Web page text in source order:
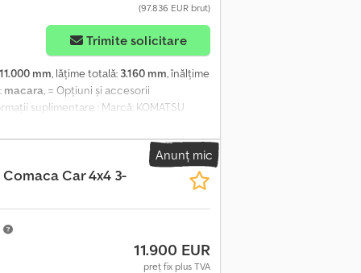
(97.836 EUR brut)
Trimite solicitare
11.000 mm, lățime totală: 3.160 mm, înălțime
macara, = Opțiuni și accesorii
suplimentare : Marcă: KOMATSU
Motor: 210 kW Crsdjxu Et Njpfx Ahaof
/ 4050 mm Număr serie: 6165683710 =
kW (286 CP) Macara: an fabricație 2018
Anunț mic
Car 4x4 3-
11.900 EUR
preț fix plus TVA